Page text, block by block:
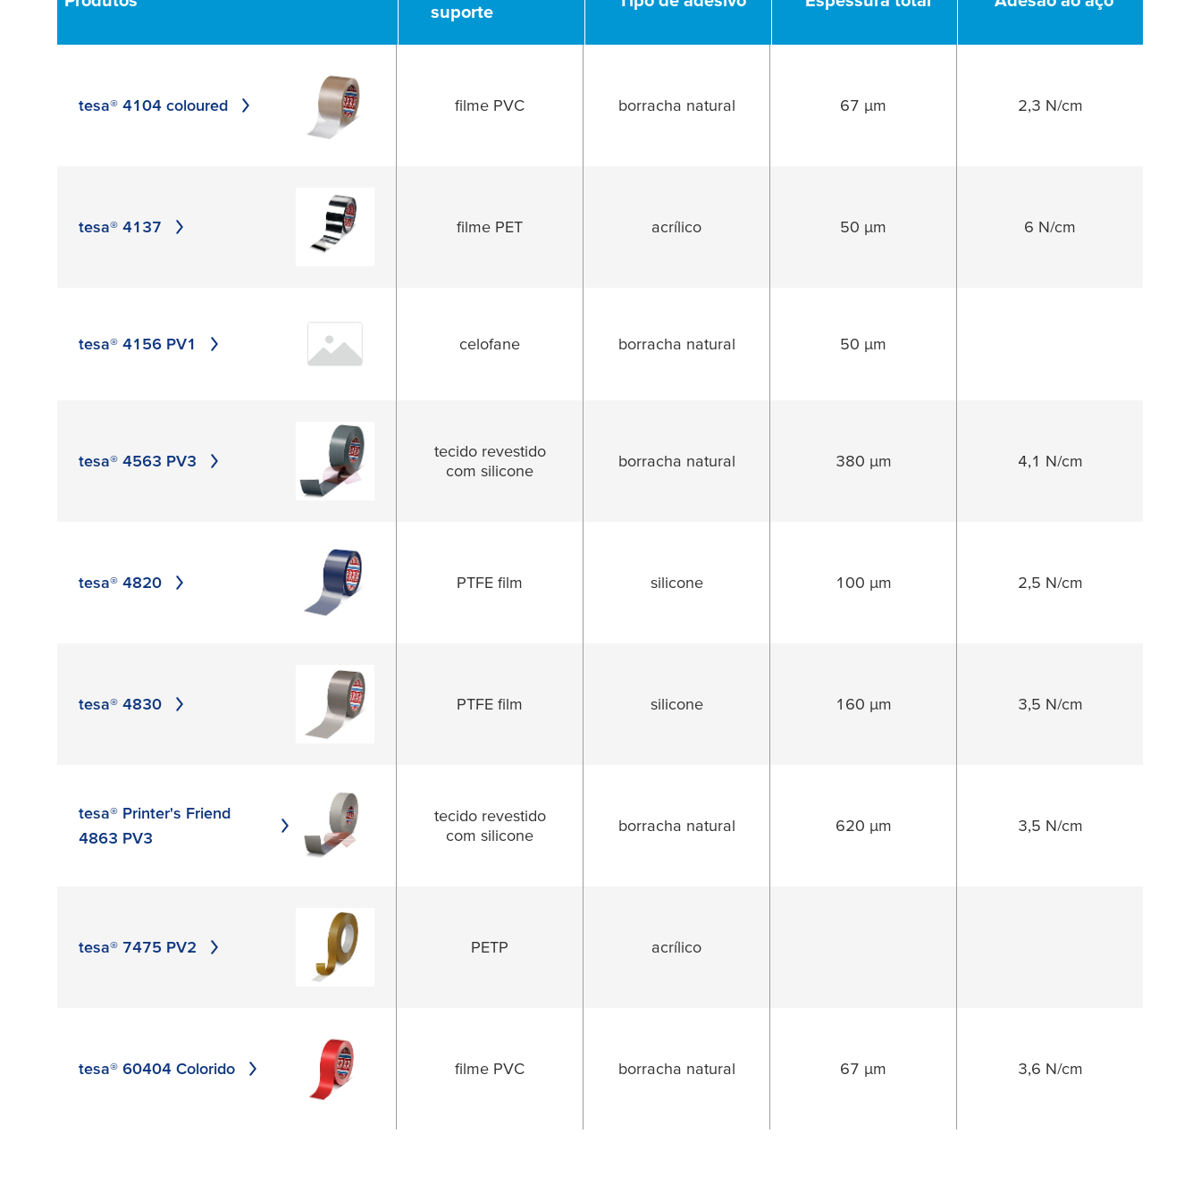
filme PET
filme PVC
APLICAR
silicone
APLICAR
suporte
suporte
tesa® 4104 coloured filme PVC borracha natural 67 µm 2,3 N/cm
tesa® 4137 filme PET acrílico 50 µm 6 N/cm
tesa® 4156 PV1 celofane borracha natural 50 µm
tesa® 4563 PV3
tecido revestido
com silicone
borracha natural 380 µm 4,1 N/cm
tesa® 4820 PTFE film silicone 100 µm 2,5 N/cm
tesa® 4830 PTFE film silicone 160 µm 3,5 N/cm
tesa® Printer's Friend
4863 PV3
tecido revestido
com silicone
borracha natural 620 µm 3,5 N/cm
tesa® 7475 PV2 PETP acrílico
tesa® 60404 Colorido filme PVC borracha natural 67 µm 3,6 N/cm